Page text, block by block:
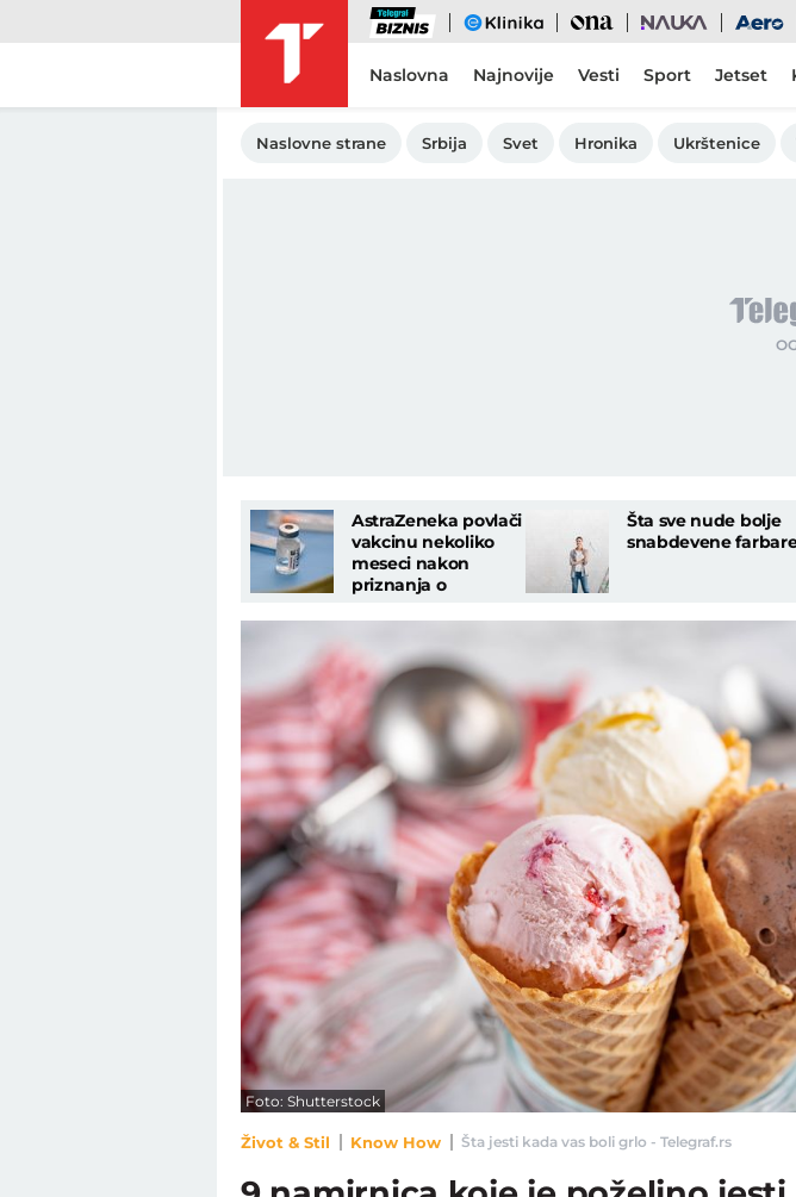
Biznis eKlinika Ona Nauka Aero
Naslovna Najnovije Vesti Sport Jetset
Naslovne strane Srbija Svet Hronika Ukrštenice
AstraZeneka povlači
vakcinu nekoliko
meseci nakon
priznanja o
Šta sve nude bolje
snabdevene
Foto: Shutterstock
Život & Stil Know How Šta jesti kada vas boli grlo - Telegraf.rs